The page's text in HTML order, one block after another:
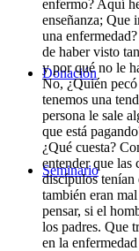
Donación
Seminario
enfermo? Aquí
enseñanza; Que
una
de haber visto
y por qué no le
No, ¿Quién pecó
tenemos una
persona le sale
que está
¿Qué cuesta?
entender que las
discípulos tenían
también eran
pensar, si el
los padres. Que
en la